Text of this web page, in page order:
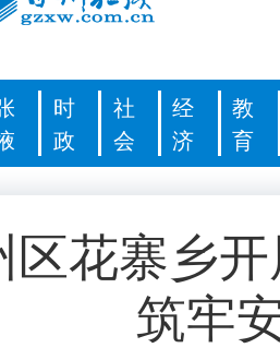
时
政
社
会
经
济
教
育
区花寨乡开
筑牢